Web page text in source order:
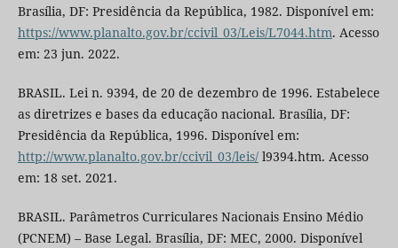
Brasília, DF: Presidência da República, 1982. Disponível em:
https://www.planalto.gov.br/ccivil_03/Leis/L7044.htm. Acesso
em: 23 jun. 2022.
BRASIL. Lei n. 9394, de 20 de dezembro de 1996. Estabelece
as diretrizes e bases da educação nacional. Brasília, DF:
Presidência da República, 1996. Disponível em:
http://www.planalto.gov.br/ccivil_03/leis/l9394.htm. Acesso
em: 18 set. 2021.
BRASIL. Parâmetros Curriculares Nacionais Ensino Médio
(PCNEM) – Base Legal. Brasília, DF: MEC, 2000. Disponível